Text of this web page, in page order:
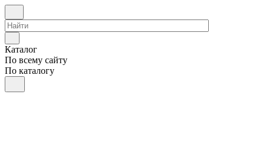
Каталог
По всему сайту
По каталогу